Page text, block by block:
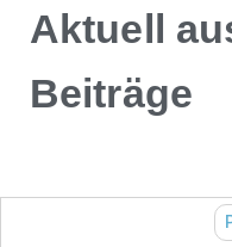
Aktuell
Beiträge